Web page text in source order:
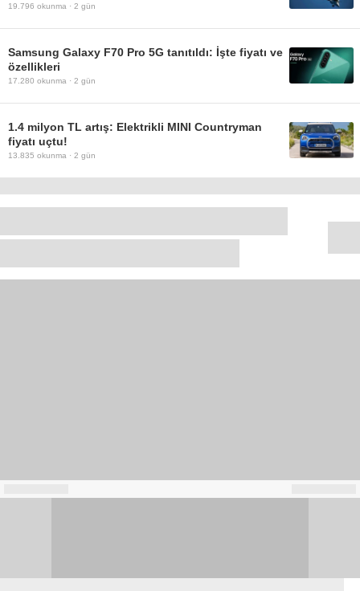
19.796 okunma · 2 gün
Samsung Galaxy F70 Pro 5G tanıtıldı: İşte fiyatı ve
özellikleri
17.280 okunma · 2 gün
1.4 milyon TL artış: Elektrikli MINI Countryman
fiyatı uçtu!
13.835 okunma · 2 gün